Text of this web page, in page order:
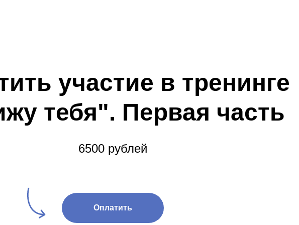
участие в тренинге
тебя". Первая часть
6500 рублей
Оплатить